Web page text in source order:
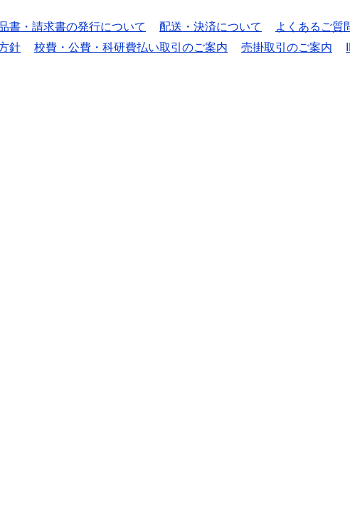
書・請求書の発行について 配送・決済について
よくあるご質
針 校費・公費・科研費払い取引のご案内 売掛取引のご案内